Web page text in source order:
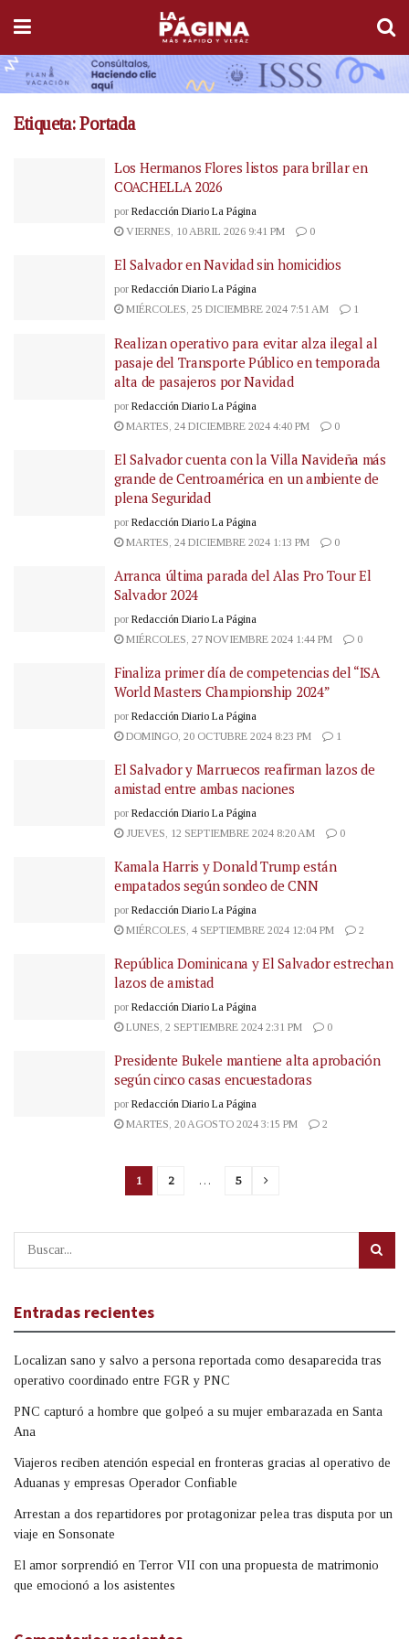
Etiqueta:Portada
Los Hermanos Flores listos para brillar en
COACHELLA 2026
por Redacción Diario La Página
VIERNES, 10 ABRIL 2026 9:41 PM
0
El Salvador en Navidad sin homicidios
por Redacción Diario La Página
MIÉRCOLES, 25 DICIEMBRE 2024 7:51 AM
1
Realizan operativo para evitar alza ilegal al
pasaje del Transporte Público en temporada
alta de pasajeros por Navidad
por Redacción Diario La Página
MARTES, 24 DICIEMBRE 2024 4:40 PM
0
El Salvador cuenta con la Villa Navideña más
grande de Centroamérica en un ambiente de
plena Seguridad
por Redacción Diario La Página
MARTES, 24 DICIEMBRE 2024 1:13 PM
0
Arranca última parada del Alas Pro Tour El
Salvador 2024
por Redacción Diario La Página
MIÉRCOLES, 27 NOVIEMBRE 2024 1:44 PM
0
Finaliza primer día de competencias del “ISA
World Masters Championship 2024”
por Redacción Diario La Página
DOMINGO, 20 OCTUBRE 2024 8:23 PM
1
El Salvador y Marruecos reafirman lazos de
amistad entre ambas naciones
por Redacción Diario La Página
JUEVES, 12 SEPTIEMBRE 2024 8:20 AM
0
Kamala Harris y Donald Trump están
empatados según sondeo de CNN
por Redacción Diario La Página
MIÉRCOLES, 4 SEPTIEMBRE 2024 12:04 PM
2
República Dominicana y El Salvador estrechan
lazos de amistad
por Redacción Diario La Página
LUNES, 2 SEPTIEMBRE 2024 2:31 PM
0
Presidente Bukele mantiene alta aprobación
según cinco casas encuestadoras
por Redacción Diario La Página
MARTES, 20 AGOSTO 2024 3:15 PM
2
1 2 … 5
Entradas recientes
Localizan sano y salvo a persona reportada como desaparecida tras
operativo coordinado entre FGR y PNC
PNC capturó a hombre que golpeó a su mujer embarazada en Santa
Ana
Viajeros reciben atención especial en fronteras gracias al operativo de
Aduanas y empresas Operador Confiable
Arrestan a dos repartidores por protagonizar pelea tras disputa por un
viaje en Sonsonate
El amor sorprendió en Terror VII con una propuesta de matrimonio
que emocionó a los asistentes